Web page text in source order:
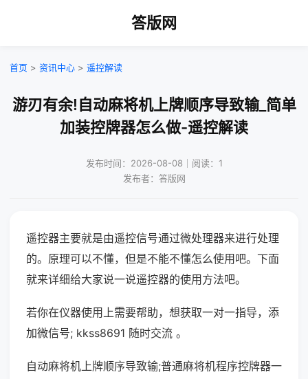
答版网
首页 > 资讯中心 > 遥控解读
游刃有余!自动麻将机上牌顺序导致输_简单
加装控牌器怎么做-遥控解读
发布时间：2026-08-08｜阅读：1
发布者：答版网
遥控器主要就是由遥控信号通过微处理器来进行处理
的。原理可以不懂，但是不能不懂怎么使用吧。下面
就来详细给大家说一说遥控器的使用方法吧。
若你在仪器使用上需要帮助，想获取一对一指导，添
加微信号; kkss8691 随时交流 。
自动麻将机上牌顺序导致输;普通麻将机程序控牌器一